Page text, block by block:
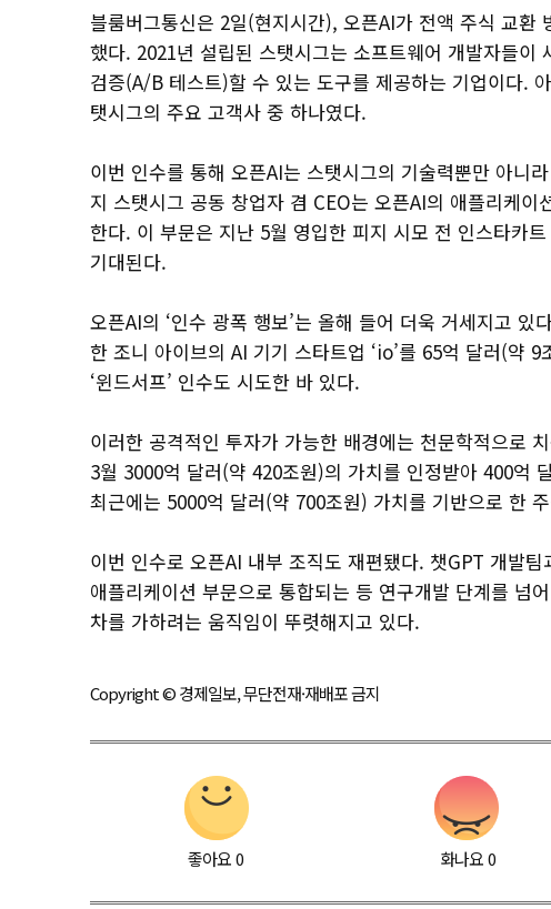
블룸버그통신은 2일(현지시간), 오픈AI가 전액 주식 교환
했다. 2021년 설립된 스탯시그는 소프트웨어 개발자들이
검증(A/B 테스트)할 수 있는 도구를 제공하는 기업이다.
탯시그의 주요 고객사 중 하나였다.
이번 인수를 통해 오픈AI는 스탯시그의 기술력뿐만 아니
지 스탯시그 공동 창업자 겸 CEO는 오픈AI의 애플리케
한다. 이 부문은 지난 5월 영입한 피지 시모 전 인스타카
기대된다.
오픈AI의 ‘인수 광폭 행보’는 올해 들어 더욱 거세지고 있
한 조니 아이브의 AI 기기 스타트업 ‘io’를 65억 달러(약
‘윈드서프’ 인수도 시도한 바 있다.
이러한 공격적인 투자가 가능한 배경에는 천문학적으로
3월 3000억 달러(약 420조원)의 가치를 인정받아 400억
최근에는 5000억 달러(약 700조원) 가치를 기반으로 한
이번 인수로 오픈AI 내부 조직도 재편됐다. 챗GPT 개발
애플리케이션 부문으로 통합되는 등 연구개발 단계를 넘
차를 가하려는 움직임이 뚜렷해지고 있다.
Copyright © 경제일보, 무단전재·재배포 금지
좋아요 0 화나요0